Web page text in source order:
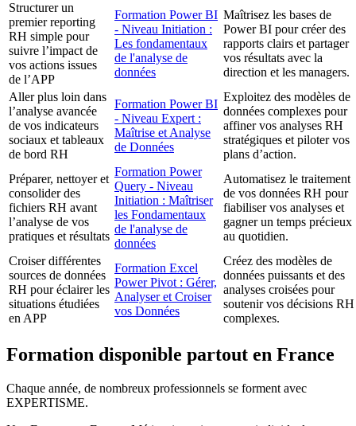
Structurer un
premier reporting
RH simple pour
suivre l’impact de
vos actions issues
de l’APP
Formation Power BI
- Niveau Initiation :
Les fondamentaux
de l'analyse de
données
Maîtrisez les bases de
Power BI pour créer des
rapports clairs et partager
vos résultats avec la
direction et les managers.
Aller plus loin dans
l’analyse avancée
de vos indicateurs
sociaux et tableaux
de bord RH
Formation Power BI
- Niveau Expert :
Maîtrise et Analyse
de Données
Exploitez des modèles de
données complexes pour
affiner vos analyses RH
stratégiques et piloter vos
plans d’action.
Préparer, nettoyer et
consolider des
fichiers RH avant
l’analyse de vos
pratiques et résultats
Formation Power
Query - Niveau
Initiation : Maîtriser
les Fondamentaux
de l'analyse de
données
Automatisez le traitement
de vos données RH pour
fiabiliser vos analyses et
gagner un temps précieux
au quotidien.
Croiser différentes
sources de données
RH pour éclairer les
situations étudiées
en APP
Formation Excel
Power Pivot : Gérer,
Analyser et Croiser
vos Données
Créez des modèles de
données puissants et des
analyses croisées pour
soutenir vos décisions RH
complexes.
Formation disponible partout en France
Chaque année, de nombreux professionnels se forment avec
EXPERTISME.